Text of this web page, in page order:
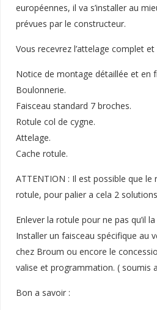
européennes, il va s’installer au
prévues par le constructeur.
Vous recevrez l’attelage complet
Notice de montage détaillée et en
Boulonnerie.
Faisceau standard 7 broches.
Rotule col de cygne.
Attelage.
Cache rotule.
ATTENTION : Il est possible que le
rotule, pour palier a cela 2
Enlever la rotule pour ne pas qu’il
Installer un faisceau spécifique au
chez Broum ou encore le
valise et programmation. ( soumis
Bon a savoir :